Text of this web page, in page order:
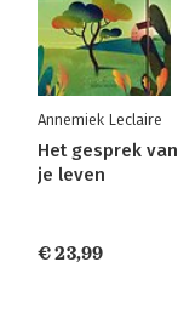
Annemiek Leclaire
Het gesprek van
je leven
€ 23,99